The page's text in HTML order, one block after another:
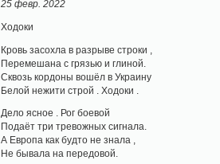
25 февр. 2022
Ходоки
Кровь засохла в разрыве строки ,
Перемешана с грязью и глиной.
Сквозь кордоны вошёл в Украину
Белой нежити строй . Ходоки .
Дело ясное . Рог боевой
Подаёт три тревожных сигнала.
А Европа как будто не знала ,
Не бывала на передовой.